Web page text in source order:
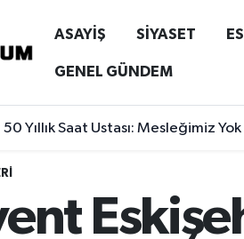
ASAYİŞ SİYASET
GENEL GÜNDEM
50 Yıllık Saat Ustası: Mesleğimiz